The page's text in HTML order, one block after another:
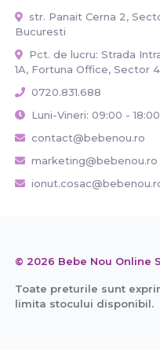
str. Panait Cerna 2,
Bucuresti
Pct. de lucru: Strada
1A, Fortuna Office, Sector
0720.831.688
Luni-Vineri: 09:00 - 18:00
contact@bebenou.ro
marketing@bebenou.ro
© 2026 Bebe Nou Online
Toate preturile sunt
limita stocului disponibil.